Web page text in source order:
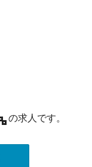
の求人です。